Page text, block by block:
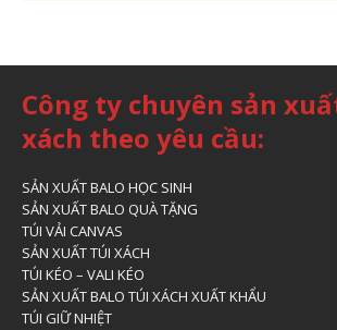
Công ty chuyên sản
xách theo yêu cầu:
SẢN XUẤT BALO HỌC SINH
SẢN XUẤT BALO QUÀ TẶNG
TÚI VẢI CANVAS
SẢN XUẤT TÚI XÁCH
TÚI KÉO – VALI KÉO
SẢN XUẤT BALO TÚI XÁCH XUẤT KHẨU
TÚI GIỮ NHIỆT